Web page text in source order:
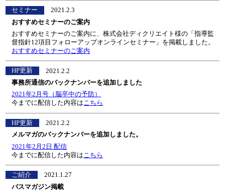
セミナー
2021.2.3
おすすめセミナーのご案内
おすすめセミナーのご案内に、株式会社ディクリエイト様の「指導監
督指針12項目フォローアップオンラインセミナー」を掲載しました。
おすすめセミナーのご案内
HP更新
2021.2.2
事務所通信のバックナンバーを追加しました
2021年2月号（脳卒中の予防）
今までに配信した内容はこちら
HP更新
2021.2.2
メルマガのバックナンバーを追加しました。
2021年2月2日 配信
今までに配信した内容は こちら
ご紹介
2021.1.27
バスマガジン掲載